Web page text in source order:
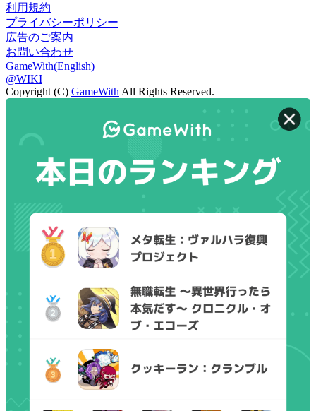
利用規約
プライバシーポリシー
広告のご案内
お問い合わせ
GameWith(English)
@WIKI
Copyright (C) GameWith All Rights Reserved.